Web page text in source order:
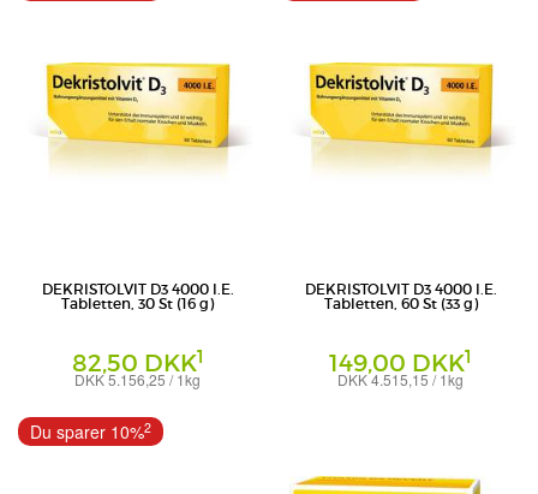
DEKRISTOLVIT D3 4000 I.E.
Tabletten, 30 St (16 g)
82,50 DKK1
DKK 5.156,25 / 1kg
Trommsdorff GmbH & Co. KG
DEKRISTOLVIT D3 4000 I.E.
Tabletten, 60 St (33 g)
149,00 DKK1
DKK 4.515,15 / 1kg
Du sparer 10%2